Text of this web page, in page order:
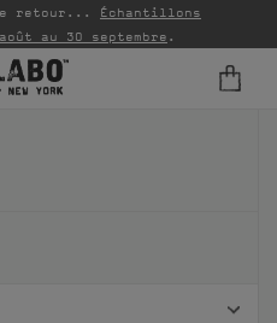
les commandes de plus
d'infos).